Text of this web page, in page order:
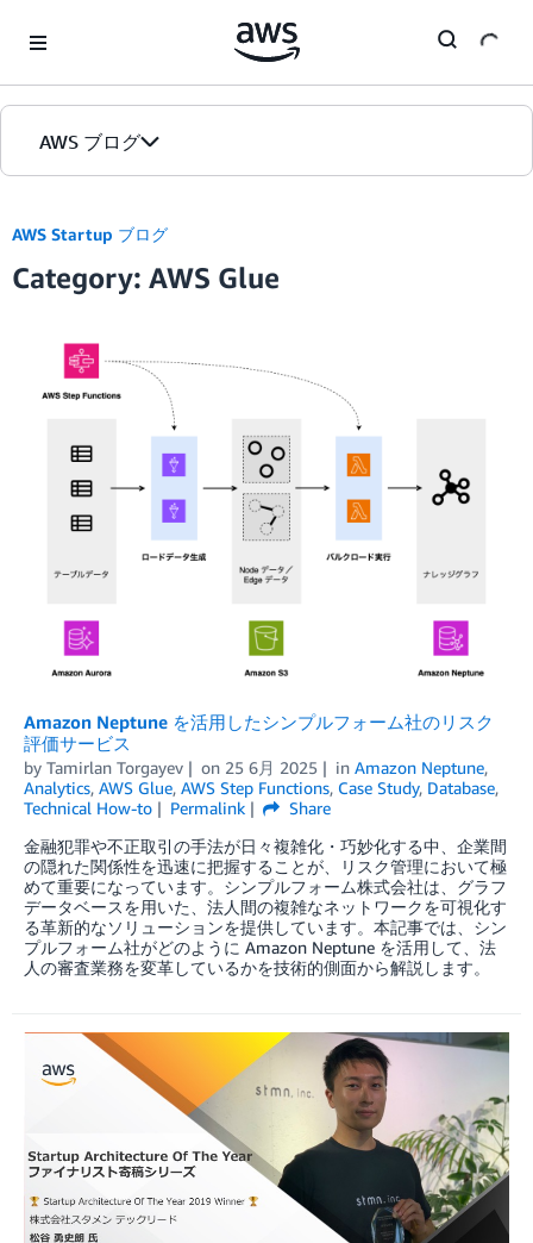
AWS ブログ
カテゴリ
AWS Startup ブログ
Category: AWS Glue
Amazon Neptune を活用したシンプルフォーム社のリスク
評価サービス
by Tamirlan Torgayev on 25 6月 2025 in Amazon Neptune,
Analytics, AWS Glue, AWS Step Functions, Case Study, Database,
Technical How-to
Permalink
Share
金融犯罪や不正取引の手法が日々複雑化・巧妙化する中、企業間
の隠れた関係性を迅速に把握することが、リスク管理において極
めて重要になっています。シンプルフォーム株式会社は、グラフ
データベースを用いた、法人間の複雑なネットワークを可視化す
る革新的なソリューションを提供しています。本記事では、シン
プルフォーム社がどのように Amazon Neptune を活用して、法
人の審査業務を変革しているかを技術的側面から解説します。